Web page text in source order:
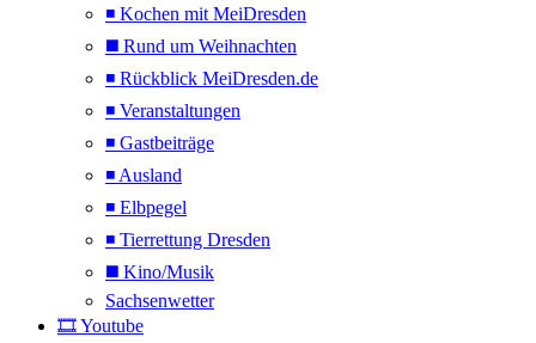
◾ Kochen mit MeiDresden
◼️ Rund um Weihnachten
◾ Rückblick MeiDresden.de
◾ Veranstaltungen
◾ Gastbeiträge
◾ Ausland
◾ Elbpegel
◾ Tierrettung Dresden
◼️ Kino/Musik
Sachsenwetter
🎞️ Youtube